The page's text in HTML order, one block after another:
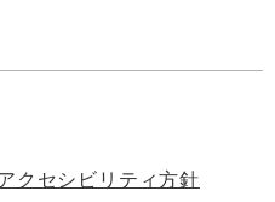
クセシビリティ方針